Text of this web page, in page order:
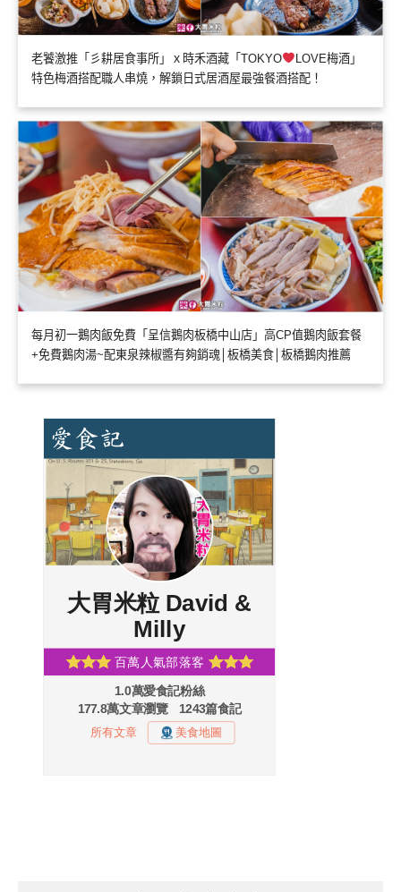
老饕激推「彡耕居食事所」ｘ時禾酒藏「TOKYO
LOVE梅酒」
特色梅酒搭配職人串燒，解鎖日式居酒屋最強餐酒搭配！
每月初一鵝肉飯免費「呈信鵝肉板橋中山店」高CP值鵝肉飯套餐
+免費鵝肉湯~配東泉辣椒醬有夠銷魂│板橋美食│板橋鵝肉推薦